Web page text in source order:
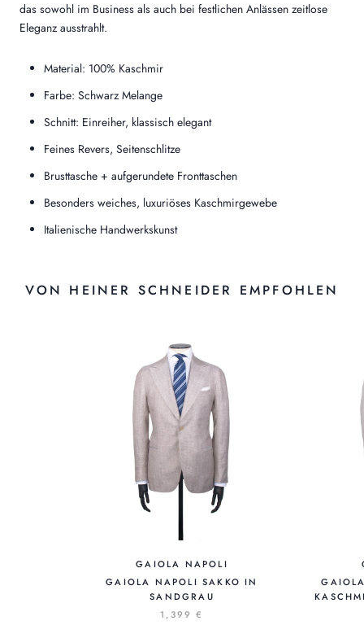
das sowohl im Business als auch bei festlichen Anlässen zeitlose
Eleganz ausstrahlt.
Material: 100% Kaschmir
Farbe: Schwarz Melange
Schnitt: Einreiher, klassisch elegant
Feines Revers, Seitenschlitze
Brusttasche + aufgerundete Fronttaschen
Besonders weiches, luxuriöses Kaschmirgewebe
Italienische Handwerkskunst
VON HEINER SCHNEIDER EMPFOHLEN
GAIOLA NAPOLI
GAIOLA NAPOLI SAKKO IN
SANDGRAU
1,399 €